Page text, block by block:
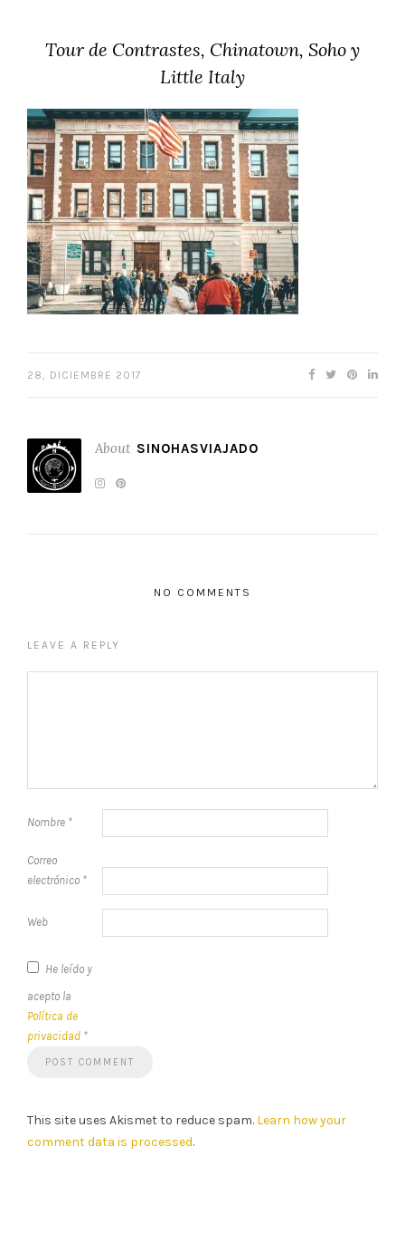
Tour de Contrastes, Chinatown, Soho y
Little Italy
28, DICIEMBRE 2017
About SINOHASVIAJADO
NO COMMENTS
LEAVE A REPLY
Nombre *
Correo
electrónico *
Web
He leído y
acepto la
Política de
privacidad *
This site uses Akismet to reduce spam. Learn how your
comment data is processed.